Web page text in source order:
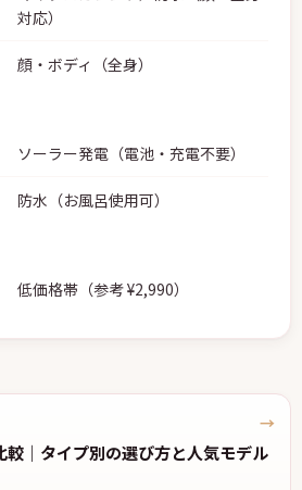
対応）
顔・ボディ（全身）
ソーラー発電（電池・充電不要）
防水（お風呂使用可）
低価格帯（参考 ¥2,990）
｜タイプ別の選び方と人気モデル
→